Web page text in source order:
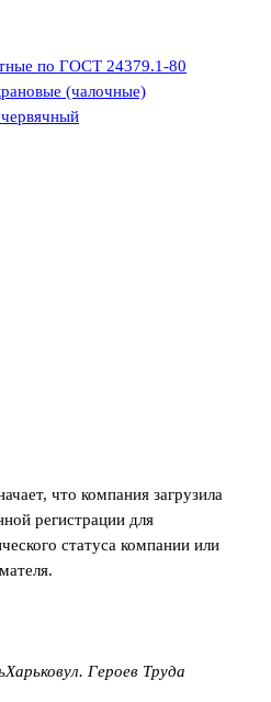
по ГОСТ 24379.1-80
(чалочные)
что компания загрузила
регистрации для
статуса компании или
Харьковул. Героев Труда